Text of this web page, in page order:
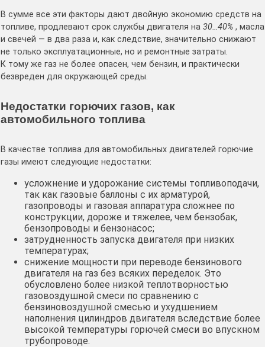
В сумме все эти факторы дают двойную экономию средств на
топливе, продлевают срок службы двигателя на 30…40% , масла
и свечей — в два раза и, как следствие, значительно снижают
не только эксплуатационные, но и ремонтные затраты.
К тому же газ не более опасен, чем бензин, и практически
безвреден для окружающей среды.
Недостатки горючих газов, как
автомобильного топлива
В качестве топлива для автомобильных двигателей горючие
газы имеют следующие недостатки:
усложнение и удорожание системы топливоподачи,
так как газовые баллоны с их арматурой,
газопроводы и газовая аппаратура сложнее по
конструкции, дороже и тяжелее, чем бензобак,
бензопроводы и бензонасос;
затрудненность запуска двигателя при низких
температурах;
снижение мощности при переводе бензинового
двигателя на газ без всяких переделок. Это
обусловлено более низкой теплотворностью
газовоздушной смеси по сравнению с
бензиновоздушной смесью и ухудшением
наполнения цилиндров двигателя вследствие более
высокой температуры горючей смеси во впускном
трубопроводе.